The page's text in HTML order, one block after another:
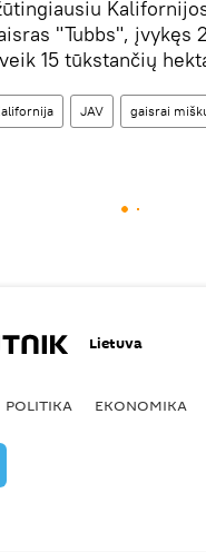
"Tubbs", įvykęs
15 tūkstančių
JAV gaisrai
Lietuva
POLITIKA EKONOMIKA